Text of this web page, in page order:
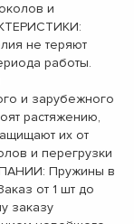
и
не теряют
работы.
и зарубежного
растяжению,
их от
и перегрузки
Пружины в
от 1 шт до
заказу